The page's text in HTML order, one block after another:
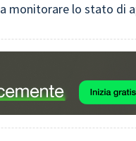
lo stato di